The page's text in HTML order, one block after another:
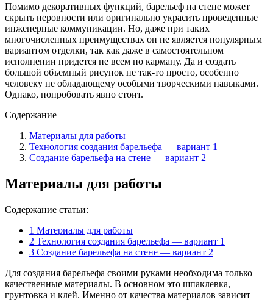
Помимо декоративных функций, барельеф на стене может
скрыть неровности или оригинально украсить проведенные
инженерные коммуникации. Но, даже при таких
многочисленных преимуществах он не является популярным
вариантом отделки, так как даже в самостоятельном
исполнении придется не всем по карману. Да и создать
большой объемный рисунок не так-то просто, особенно
человеку не обладающему особыми творческими навыками.
Однако, попробовать явно стоит.
Содержание
Материалы для работы
Технология создания барельефа — вариант 1
Создание барельефа на стене — вариант 2
Материалы для работы
Содержание статьи:
1 Материалы для работы
2 Технология создания барельефа — вариант 1
3 Создание барельефа на стене — вариант 2
Для создания барельефа своими руками необходима только
качественные материалы. В основном это шпаклевка,
грунтовка и клей. Именно от качества материалов зависит